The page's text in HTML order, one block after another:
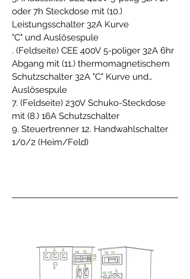
oder 7h Steckdose mit (10.)
Leistungsschalter 32A Kurve
"C" und Auslösespule
. (Feldseite) CEE 400V 5-poliger 32A 6hr
Abgang mit (11.) thermomagnetischem
Schutzschalter 32A "C" Kurve und
Auslösespule
.
7. (Feldseite) 230V Schuko-Steckdose
mit (8.) 16A Schutzschalter
9. Steuertrenner 12. Handwahlschalter
1/0/2 (Heim/Feld)